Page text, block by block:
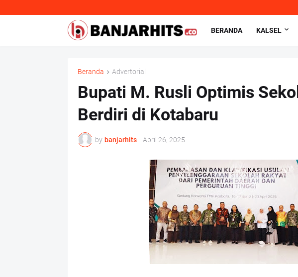
BERANDA KALSEL
Beranda Advertorial
Bupati M. Rusli Optimis
Berdiri di Kotabaru
by banjarhits - April 26, 2025